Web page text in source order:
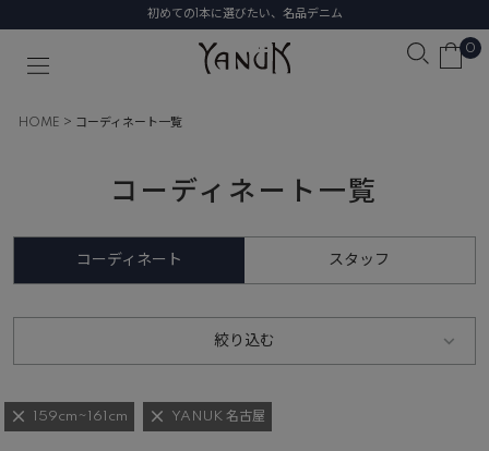
初めての1本に選びたい、名品デニム
0
HOME コーディネート一覧
コーディネート一覧
コーディネート スタッフ
絞り込む
159cm~161cm YANUK 名古屋